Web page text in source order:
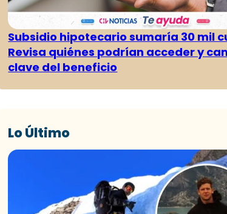
Subsidio hipotecario sumaría 30 mil
Revisa quiénes podrían acceder y
clave del beneficio
Lo Último